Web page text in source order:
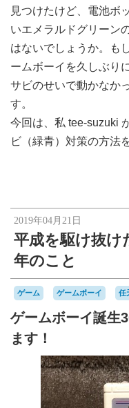
見つけたけど、電池ボ
いエメラルドグリーン
はないでしょうか。も
ームボーイを久しぶり
サビのせいで動かなか
す。
今回は、私 tee-suzuki
ビ（緑青）対策の方法
2019年04月21日
平成を駆け抜
年のこと
ゲーム ゲームボーイ 任
ゲームボーイ誕生
ます！